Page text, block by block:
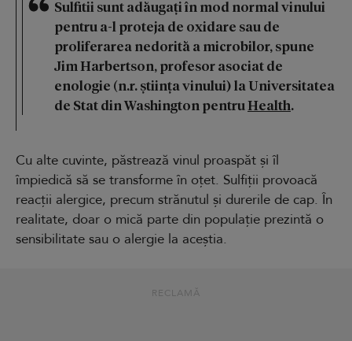
Sulfitii sunt adăugați în mod normal vinului
pentru a-l proteja de oxidare sau de
proliferarea nedorită a microbilor, spune
Jim Harbertson, profesor asociat de
enologie (n.r. știința vinului) la Universitatea
de Stat din Washington pentruHealth.
Cu alte cuvinte, păstrează vinul proaspăt și îl
împiedică să se transforme în oțet. Sulfiții provoacă
reacții alergice, precum strănutul și durerile de cap. În
realitate, doar o mică parte din populație prezintă o
sensibilitate sau o alergie la aceștia.
RECLAMĂ